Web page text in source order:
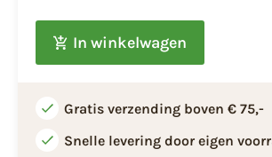
In winkelwagen
Gratis verzending boven € 75,-
Snelle levering door eigen